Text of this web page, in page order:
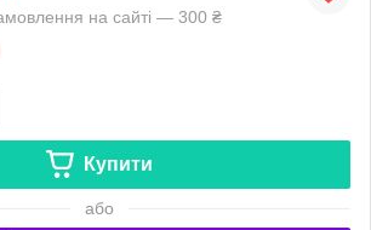
на сайті — 300 ₴
Купити
або